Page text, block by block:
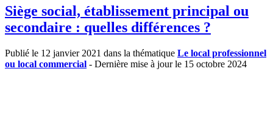
Siège social, établissement principal ou
secondaire : quelles différences ?
Publié le 12 janvier 2021 dans la thématique Le local professionnel
ou local commercial - Dernière mise à jour le 15 octobre 2024